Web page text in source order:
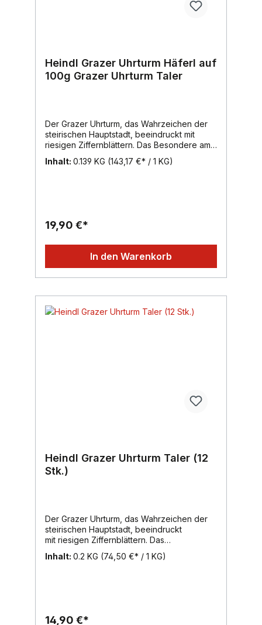
Heindl Grazer Uhrturm Häferl auf
100g Grazer Uhrturm Taler
Der Grazer Uhrturm, das Wahrzeichen der
steirischen Hauptstadt, beeindruckt mit
riesigen Ziffernblättern. Das Besondere am
Grazer Uhrturm: Stunden- und
Minutenzeiger sind vertauscht. Das
Inhalt: 0.139 KG (143,17 €* / 1 KG)
19,90 €*
In den Warenkorb
Heindl Grazer Uhrturm Taler (12
Stk.)
Der Grazer Uhrturm, das Wahrzeichen der
steirischen Hauptstadt, beeindruckt
mit riesigen Ziffernblättern. Das
Besondere am Grazer Uhrturm: Stunden-
und Minutenzeiger sind vertauscht. Das
Inhalt: 0.2 KG (74,50 €* / 1 KG)
14,90 €*